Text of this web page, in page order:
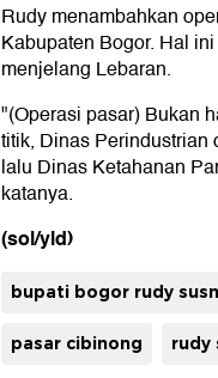
Rudy menambahkan
Kabupaten Bogor. Hal
menjelang Lebaran.
"(Operasi pasar) Bukan
titik, Dinas Perindustrian
lalu Dinas Ketahanan
katanya.
(sol/yld)
bupati bogor rudy
pasar cibinong rudy